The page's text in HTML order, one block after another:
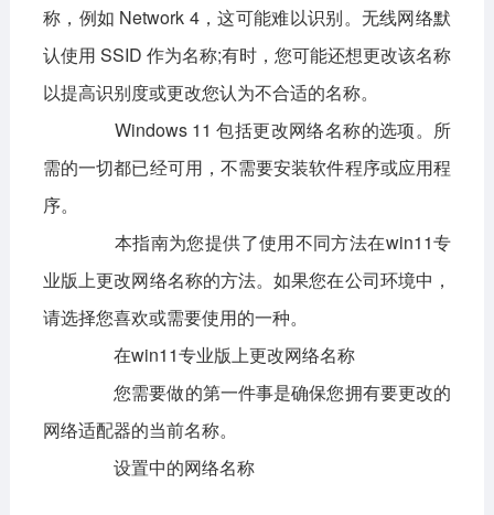
动作射击 经营策略 体育竞技
角色扮演 棋牌桌游
影音播放 系统工具 社交通讯
主题美化
生活实用 运动健康
图形图像 媒体软件
称，例如 Network 4，这可能难以识别。无线网络默
认使用 SSID 作为名称;有时，您可能还想更改该名称
以提高识别度或更改您认为不合适的名称。
Windows 11 包括更改网络名称的选项。所
需的一切都已经可用，不需要安装软件程序或应用程
序。
本指南为您提供了使用不同方法在win11专
业版上更改网络名称的方法。如果您在公司环境中，
请选择您喜欢或需要使用的一种。
在win11专业版上更改网络名称
您需要做的第一件事是确保您拥有要更改的
网络适配器的当前名称。
设置中的网络名称